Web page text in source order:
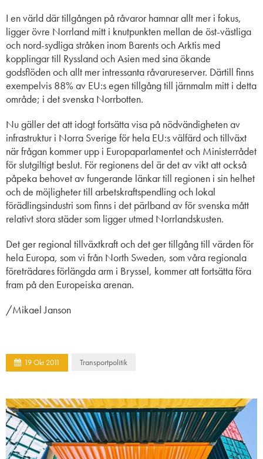
I en värld där tillgången på råvaror hamnar allt mer i fokus,
ligger övre Norrland mitt i knutpunkten mellan de öst-västliga
och nord-sydliga stråken inom Barents och Arktis med
kopplingar till Ryssland och Asien med sina ökande
godsflöden och allt mer intressanta råvarureserver. Därtill finns
exempelvis 88% av EU:s egen tillgång till järnmalm mitt i detta
område; i det svenska Norrbotten.
Nu gäller det att idogt fortsätta visa på nödvändigheten av
infrastruktur i Norra Sverige för hela EU:s välfärd och tillväxt
när frågan kommer upp i Europaparlamentet och Ministerrådet
för slutgiltigt beslut. För regionens del är det av vikt att också
påpeka behovet av fungerande länkar till regionen i sin helhet
och de möjligheter till arbetskraftspendling och lokal
förädlingsindustri som finns i det pärlband av för svenska mått
relativt stora städer som ligger utmed Norrlandskusten.
Det ger regional tillväxtkraft och det ger tillgång till värden för
hela Europa, som vi från North Sweden, som våra regionala
företrädares förlängda arm i Bryssel, kommer att fortsätta föra
fram på den Europeiska arenan.
/Mikael Janson
19Okt 2011 Transportpolitik